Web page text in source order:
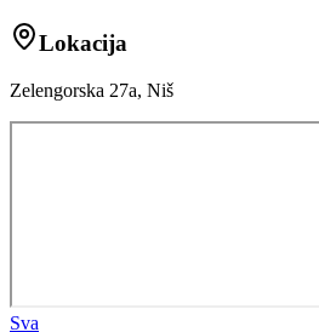
Lokacija
Zelengorska 27a, Niš
Sva